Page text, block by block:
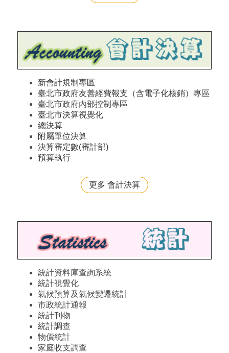
新會計規制專區
臺北市政府友善經費報支（含電子化核銷）專區
臺北市政府內部控制專區
臺北市決算視覺化
總決算
附屬單位決算
決算審定數(審計部)
預算執行
更多 會計決算
統計資料庫查詢系統
統計視覺化
氣候預算及氣候變遷統計
市政統計通報
統計刊物
統計調查
物價統計
家庭收支調查